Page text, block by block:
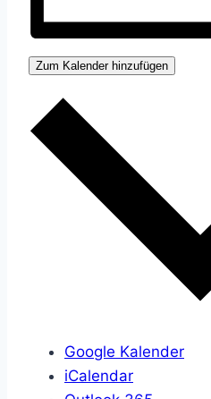
Zum Kalender hinzufügen
Google Kalender
iCalendar